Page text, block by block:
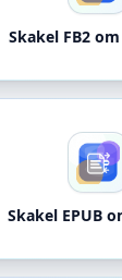
Skakel FB2 om
Skakel EPUB